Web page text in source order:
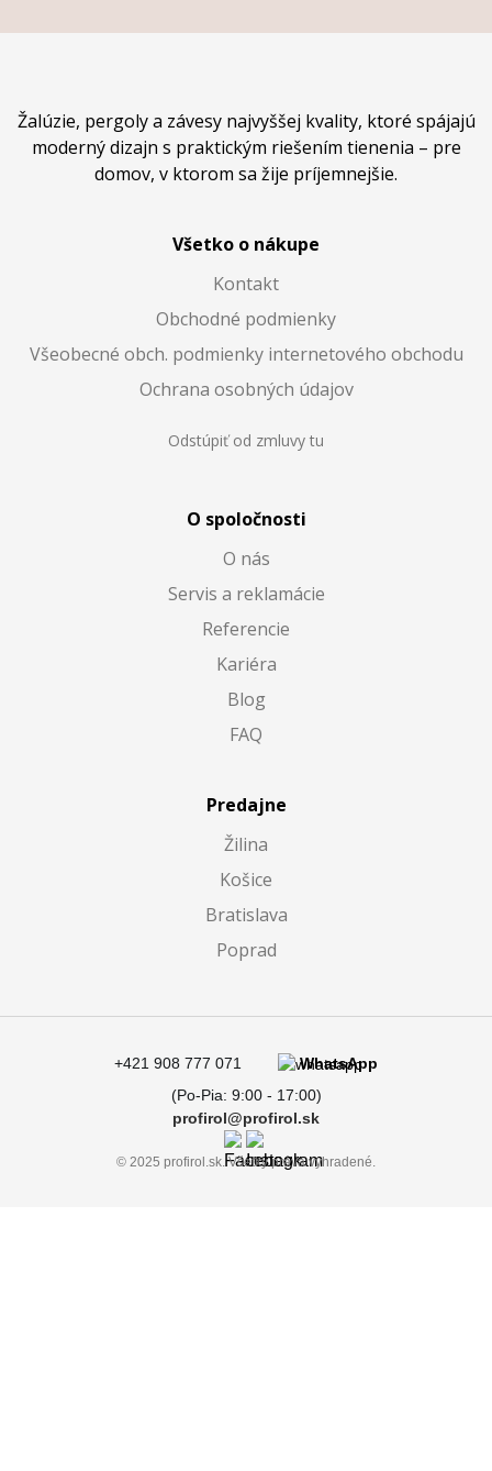
Žalúzie, pergoly a závesy najvyššej kvality, ktoré spájajú
moderný dizajn s praktickým riešením tienenia – pre
domov, v ktorom sa žije príjemnejšie.
Všetko o nákupe
Kontakt
Obchodné podmienky
Všeobecné obch. podmienky internetového obchodu
Ochrana osobných údajov
Odstúpiť od zmluvy tu
O spoločnosti
O nás
Servis a reklamácie
Referencie
Kariéra
Blog
FAQ
Predajne
Žilina
Košice
Bratislava
Poprad
© 2025 profirol.sk. Všetky práva vyhradené.
+421 908 777 071
(Po-Pia: 9:00 - 17:00)
WhatsApp
profirol@profirol.sk